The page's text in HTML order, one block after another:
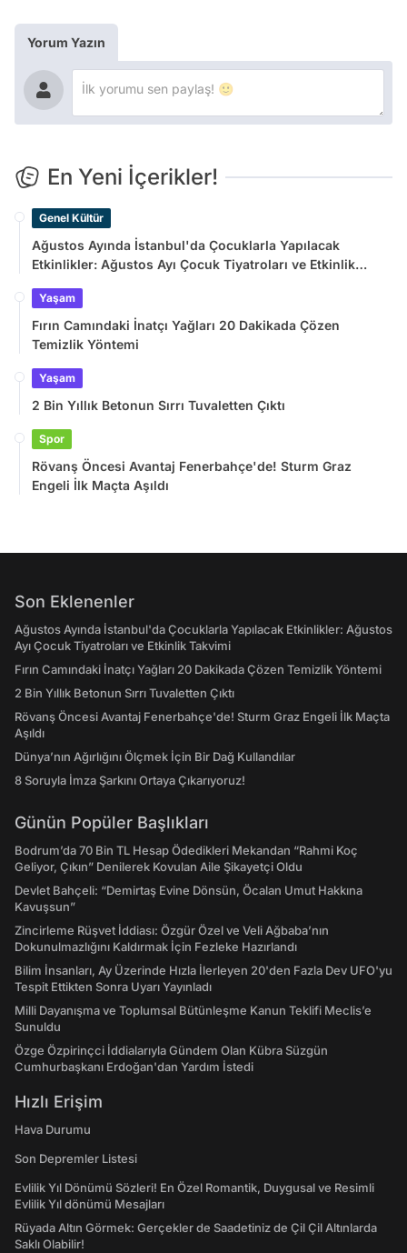
Yorum Yazın
En Yeni İçerikler!
Genel Kültür
Ağustos Ayında İstanbul'da Çocuklarla Yapılacak
Etkinlikler: Ağustos Ayı Çocuk Tiyatroları ve Etkinlik
Yaşam
Fırın Camındaki İnatçı Yağları 20 Dakikada Çözen
Temizlik Yöntemi
Yaşam
2 Bin Yıllık Betonun Sırrı Tuvaletten Çıktı
Spor
Rövanş Öncesi Avantaj Fenerbahçe'de! Sturm Graz
Engeli İlk Maçta Aşıldı
Son Eklenenler
Ağustos Ayında İstanbul'da Çocuklarla Yapılacak Etkinlikler: Ağustos
Ayı Çocuk Tiyatroları ve Etkinlik Takvimi
Fırın Camındaki İnatçı Yağları 20 Dakikada Çözen Temizlik Yöntemi
2 Bin Yıllık Betonun Sırrı Tuvaletten Çıktı
Rövanş Öncesi Avantaj Fenerbahçe'de! Sturm Graz Engeli İlk Maçta
Aşıldı
Dünya’nın Ağırlığını Ölçmek İçin Bir Dağ Kullandılar
8 Soruyla İmza Şarkını Ortaya Çıkarıyoruz!
Günün Popüler Başlıkları
Bodrum’da 70 Bin TL Hesap Ödedikleri Mekandan “Rahmi Koç
Geliyor, Çıkın” Denilerek Kovulan Aile Şikayetçi Oldu
Devlet Bahçeli: “Demirtaş Evine Dönsün, Öcalan Umut Hakkına
Kavuşsun”
Zincirleme Rüşvet İddiası: Özgür Özel ve Veli Ağbaba’nın
Dokunulmazlığını Kaldırmak İçin Fezleke Hazırlandı
Bilim İnsanları, Ay Üzerinde Hızla İlerleyen 20'den Fazla Dev UFO'yu
Tespit Ettikten Sonra Uyarı Yayınladı
Milli Dayanışma ve Toplumsal Bütünleşme Kanun Teklifi Meclis’e
Sunuldu
Özge Özpirinçci İddialarıyla Gündem Olan Kübra Süzgün
Cumhurbaşkanı Erdoğan'dan Yardım İstedi
Hızlı Erişim
Hava Durumu
Son Depremler Listesi
Evlilik Yıl Dönümü Sözleri! En Özel Romantik, Duygusal ve Resimli
Evlilik Yıl dönümü Mesajları
Rüyada Altın Görmek: Gerçekler de Saadetiniz de Çil Çil Altınlarda
Saklı Olabilir!